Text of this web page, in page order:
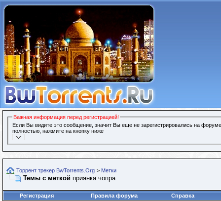
Важная информация перед регистрацией!
Если Вы видите это сообщение, значит Вы еще не зарегистрировались на
полностью, нажмите на кнопку ниже
Торрент трекер BwTorrents.Org > Метки
Темы с меткой приянка чопра
Регистрация Правила форума Справка